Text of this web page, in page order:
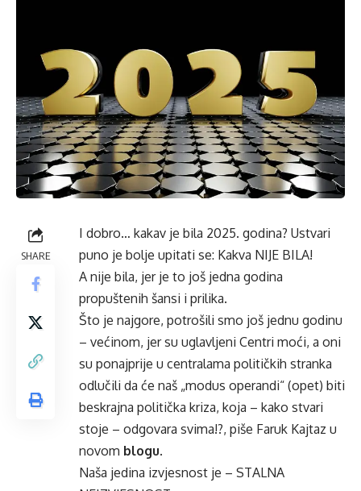
SHARE
I dobro… kakav je bila 2025. godina? Ustvari
puno je bolje upitati se: Kakva NIJE BILA!
A nije bila, jer je to još jedna godina
propuštenih šansi i prilika.
Što je najgore, potrošili smo još jednu godinu
– većinom, jer su uglavljeni Centri moći, a oni
su ponajprije u centralama političkih stranka
odlučili da će naš „modus operandi“ (opet) biti
beskrajna politička kriza, koja – kako stvari
stoje – odgovara svima!?, piše Faruk Kajtaz u
novom blogu.
Naša jedina izvjesnost je – STALNA